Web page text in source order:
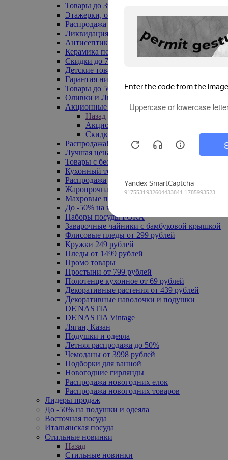
Товары до 399₽
Этажерки, обувницы
Распродажа текстиля до -50%
Ликвидация до -70%
Антисептики
Керамика по 129 руб
Скидки до 70%
Детские товары
Гарантия низкой цены
Товары до 500 руб
Оливки и Лимоны
Акционные товары
Назад
Акционные товары
Скидка 20% по промокоду
Распродажа! Ульяновск до -70%
Лучшая цена
Товары с бесплатной доставкой
Кухонный текстиль
Распродажа до -50%
Жаропрочная посуда
Махровые полотенца
До -50% на ковры
Наборы посуды FORA
Заварочные чайники с бамбуковой крышкой
Флисовые пледы от 299 рублей
Кружки 249 рублей
Пледы от 1499 рублей
Промо товары
Простыни от 799 рублей
Полотенце кухонное от 69 рублей
Декоративные растения от 439 рублей
Декоративные наволочки и подушки
DE'NASTIA
DE'NASTIA Vintage
Ляган, Казан
Подушки и одеяла
Летняя распродажа до 50%
Чемоданы от 3998 рублей
Подборки для ванной
Новогодние гирлянды
Распродажа новогодних елок
Распродажа новогодних товаров
Лидеры продаж
До -50% на подушки и одеяла
Восточная посуда
Итальянская посуда
Стильные новинки
Назад
Стильные новинки